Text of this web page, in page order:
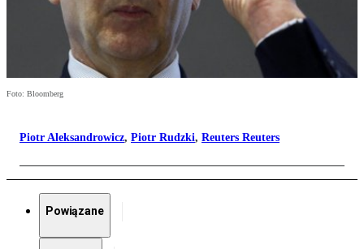
Foto: Bloomberg
Piotr Aleksandrowicz, Piotr Rudzki, Reuters Reuters
Powiązane